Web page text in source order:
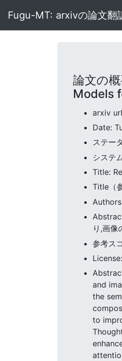
Fugu-MT: arxivの論文翻
論文の
Models
arxiv
Date:
ステー
システ
Title:
Title（
り,画像
参考ス
and
the
to